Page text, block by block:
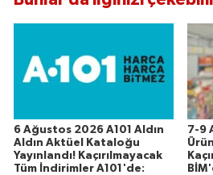
6 Ağustos 2026 A101 Aldın
Aldın Aktüel Kataloğu
Yayınlandı! Kaçırılmayacak
Tüm İndirimler A101'de:
7-9